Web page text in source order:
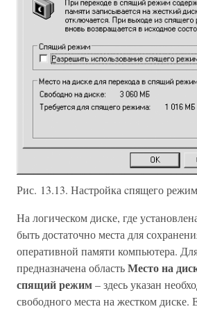
Рис. 13.13. Настройка cпящего
На логическом диске, где
быть достаточно места для
оперативной памяти компьютера.
предназначена областьМесто на
спящий режим– здесь указан
свободного места на жестком диске.